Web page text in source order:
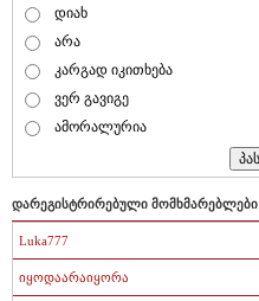
დიახ
არა
კარგად იკითხება
ვერ გავიგე
ამორალურია
დარეგისტრირებული მომხმარებლები
Luka777
იყოდაარაიყორა